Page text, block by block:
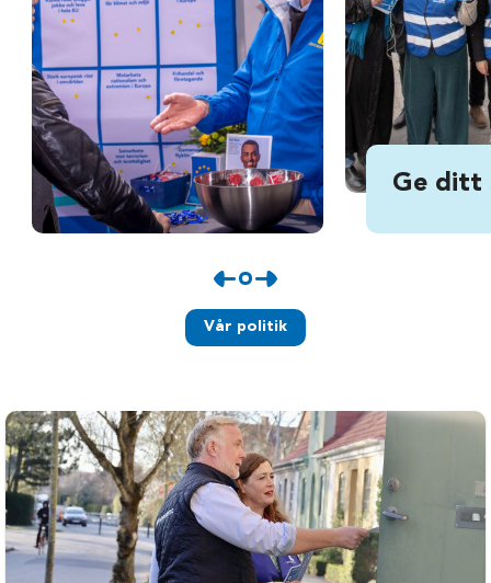
Ge ditt
Vår politik